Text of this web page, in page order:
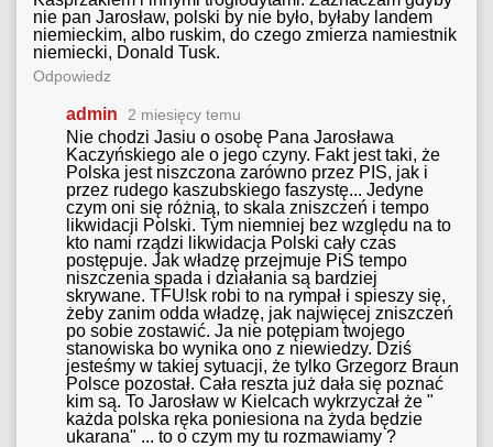
nie pan Jarosław, polski by nie było, byłaby landem
niemieckim, albo ruskim, do czego zmierza namiestnik
niemiecki, Donald Tusk.
Odpowiedz
admin 2 miesięcy temu
Nie chodzi Jasiu o osobę Pana Jarosława
Kaczyńskiego ale o jego czyny. Fakt jest taki, że
Polska jest niszczona zarówno przez PIS, jak i
przez rudego kaszubskiego faszystę... Jedyne
czym oni się różnią, to skala zniszczeń i tempo
likwidacji Polski. Tym niemniej bez względu na to
kto nami rządzi likwidacja Polski cały czas
postępuje. Jak władzę przejmuje PiS tempo
niszczenia spada i działania są bardziej
skrywane. TFU!sk robi to na rympał i spieszy się,
żeby zanim odda władzę, jak najwięcej zniszczeń
po sobie zostawić. Ja nie potępiam twojego
stanowiska bo wynika ono z niewiedzy. Dziś
jesteśmy w takiej sytuacji, że tylko Grzegorz Braun
Polsce pozostał. Cała reszta już dała się poznać
kim są. To Jarosław w Kielcach wykrzyczał że "
każda polska ręka poniesiona na żyda będzie
ukarana" ... to o czym my tu rozmawiamy ?